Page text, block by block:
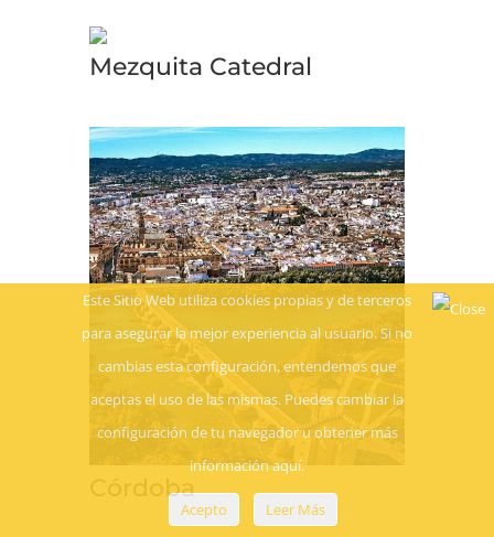
Mezquita Catedral
Córdoba
Este Sitio Web utiliza cookies propias y de terceros
para asegurar la mejor experiencia al usuario. Si no
cambias esta configuración, entendemos que
aceptas el uso de las mismas. Puedes cambiar la
configuración de tu navegador u obtener más
información aquí.
Acepto Leer Más